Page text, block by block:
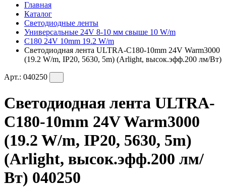
Главная
Каталог
Светодиодные ленты
Универсальные 24V 8-10 мм свыше 10 W/m
C180 24V 10mm 19.2 W/m
Светодиодная лента ULTRA-C180-10mm 24V Warm3000
(19.2 W/m, IP20, 5630, 5m) (Arlight, высок.эфф.200 лм/Вт)
Арт.: 040250
Светодиодная лента ULTRA-
C180-10mm 24V Warm3000
(19.2 W/m, IP20, 5630, 5m)
(Arlight, высок.эфф.200 лм/
Вт) 040250